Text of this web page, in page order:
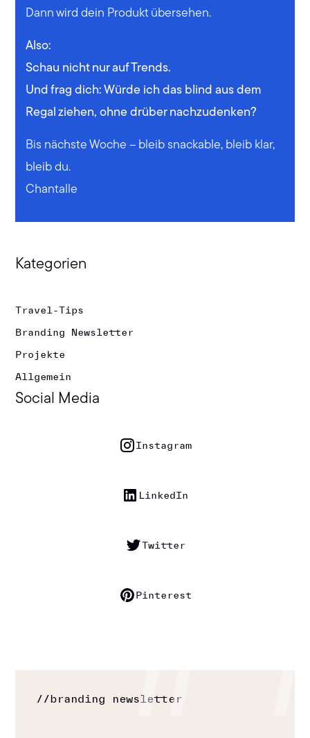
Dann wird dein Produkt übersehen.
Also:
Schau nicht nur auf Trends.
Und frag dich: Würde ich das blind aus dem
Regal ziehen, ohne drüber nachzudenken?
Bis nächste Woche – bleib snackable, bleib klar,
bleib du.
Chantalle
Kategorien
Travel-Tips
Branding Newsletter
Projekte
Allgemein
Social Media
Instagram
LinkedIn
Twitter
Pinterest
//branding newsletter